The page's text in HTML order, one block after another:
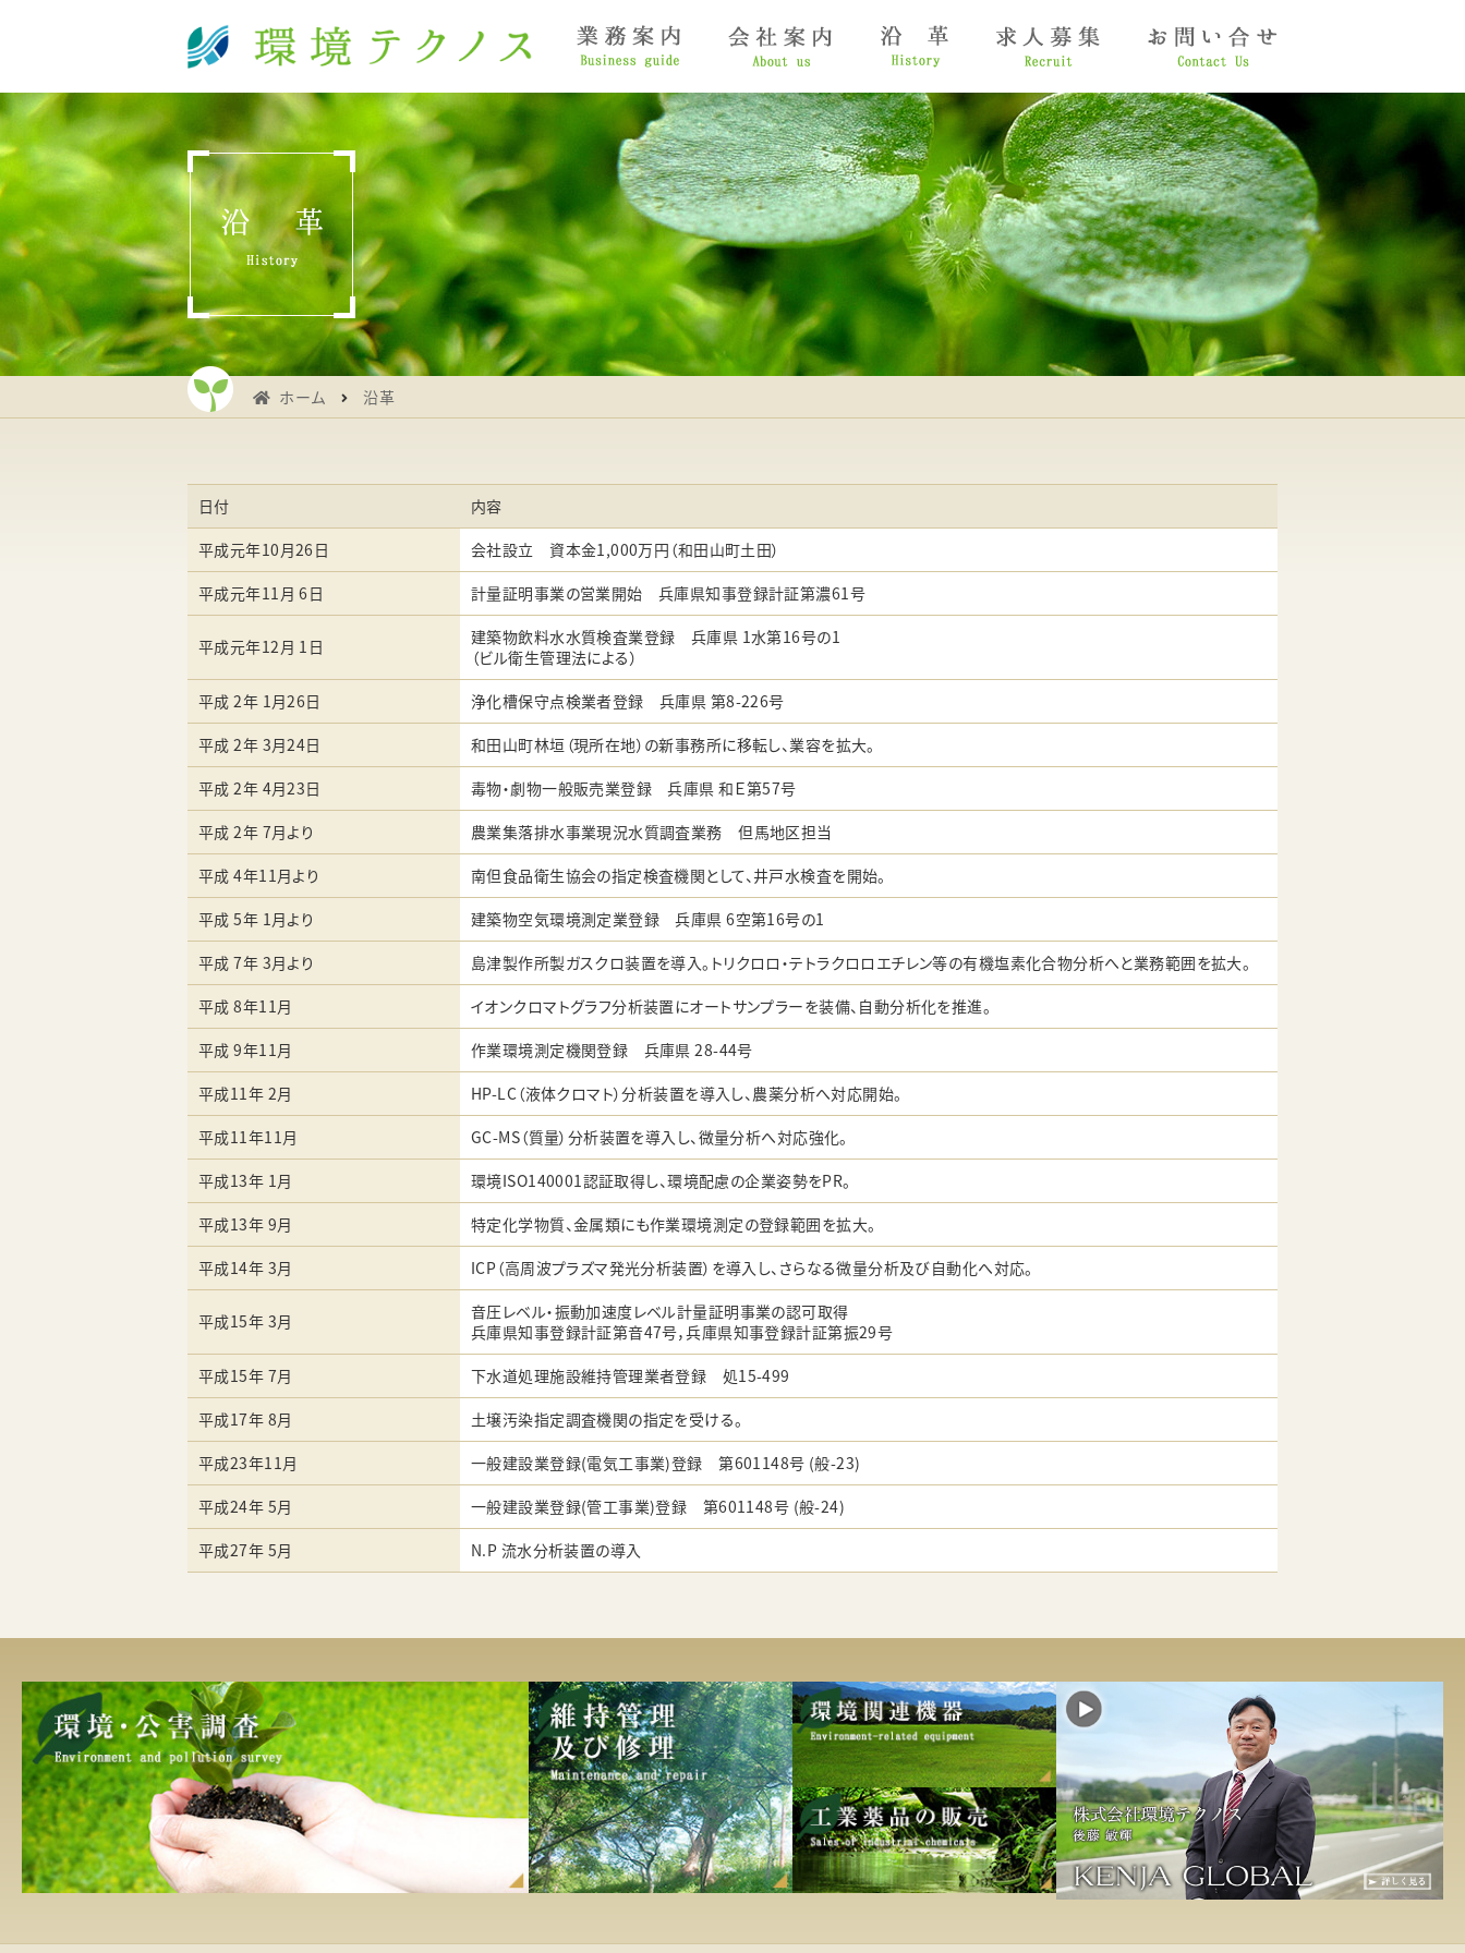
ホーム 沿革
日付
内容
平成元年10月26日
会社設立 資本金1,000万円（和田山町土田）
平成元年11月 6日
計量証明事業の営業開始 兵庫県知事登録計証第濃61号
平成元年12月 1日
建築物飲料水水質検査業登録 兵庫県 1水第16号の1
（ビル衛生管理法による）
平成 2年 1月26日
浄化槽保守点検業者登録 兵庫県 第8-226号
平成 2年 3月24日
和田山町林垣（現所在地）の新事務所に移転し、業容を拡大。
平成 2年 4月23日
毒物・劇物一般販売業登録 兵庫県 和Ｅ第57号
平成 2年 7月より
農業集落排水事業現況水質調査業務 但馬地区担当
平成 4年11月より
南但食品衛生協会の指定検査機関として、井戸水検査を開始。
平成 5年 1月より
建築物空気環境測定業登録 兵庫県 6空第16号の1
平成 7年 3月より
島津製作所製ガスクロ装置を導入。トリクロロ・テトラクロロエチレン等の有機塩素化合物分析へと業務範囲を拡大。
平成 8年11月
イオンクロマトグラフ分析装置にオートサンプラーを装備、自動分析化を推進。
平成 9年11月
作業環境測定機関登録 兵庫県 28-44号
平成11年 2月
HP-LC（液体クロマト）分析装置を導入し、農薬分析へ対応開始。
平成11年11月
GC-MS（質量）分析装置を導入し、微量分析へ対応強化。
平成13年 1月
環境ISO140001認証取得し、環境配慮の企業姿勢をPR。
平成13年 9月
特定化学物質、金属類にも作業環境測定の登録範囲を拡大。
平成14年 3月
ICP（高周波プラズマ発光分析装置）を導入し、さらなる微量分析及び自動化へ対応。
平成15年 3月
音圧レベル・振動加速度レベル計量証明事業の認可取得
兵庫県知事登録計証第音47号，兵庫県知事登録計証第振29号
平成15年 7月
下水道処理施設維持管理業者登録 処15-499
平成17年 8月
土壌汚染指定調査機関の指定を受ける。
平成23年11月
一般建設業登録(電気工事業)登録 第601148号 (般-23)
平成24年 5月
一般建設業登録(管工事業)登録 第601148号 (般-24)
平成27年 5月
N.P 流水分析装置の導入